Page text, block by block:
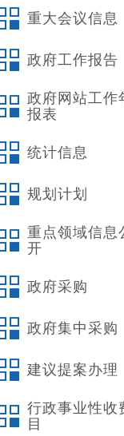
重大会议信息
政府工作报告
政府网站工作
报表
统计信息
规划计划
重点领域信息
开
政府采购
政府集中采购
建议提案办理
行政事业性收
目